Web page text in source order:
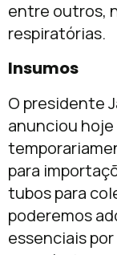
entre outros,
respiratórias.
Insumos
O presidente
anunciou
para
tubos para
poderemos
essenciais